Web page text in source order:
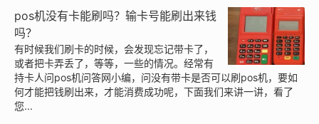
pos机没有卡能刷吗？输卡号能刷出来钱
吗？
有时候我们刷卡的时候，会发现忘记带卡了，
或者把卡弄丢了，等等，一些的情况。经常有
持卡人问pos机问答网小编，问没有带卡是否可以刷pos机，要如
何才能把钱刷出来，才能消费成功呢，下面我们来讲一讲，看了
您...